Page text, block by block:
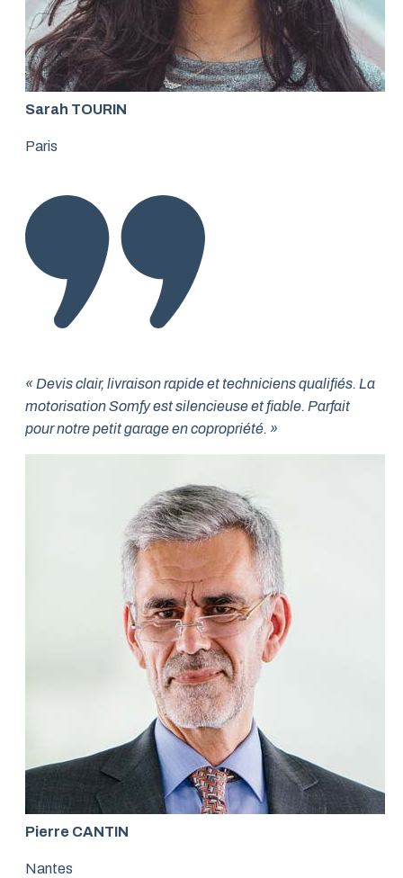
Sarah TOURIN
Paris
« Devis clair, livraison rapide et techniciens qualifiés. La
motorisation Somfy est silencieuse et fiable. Parfait
pour notre petit garage en copropriété. »
Pierre CANTIN
Nantes